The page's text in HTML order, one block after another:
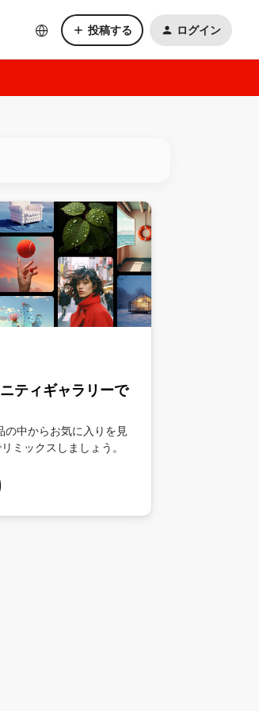
投稿する ログイン
ティギャラリーで
の中からお気に入りを見
ミックスしましょう。